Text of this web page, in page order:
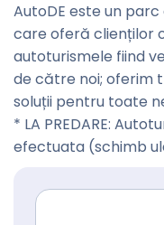
AutoDE este un
care oferă clienților
autoturismele fiind
de către noi; oferim
soluții pentru toate
* LA PREDARE:
efectuata (schimb